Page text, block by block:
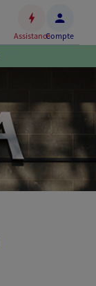
AssistanceCompte